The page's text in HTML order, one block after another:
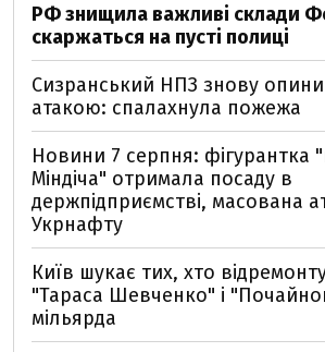
РФ знищила важливі склади
скаржаться на пусті полиці
Сизранський НПЗ знову
атакою: спалахнула пожежа
Новини 7 серпня: фігурантка
Міндіча" отримала посаду в
держпідприємстві, масована
Укрнафту
Київ шукає тих, хто
"Тараса Шевченко" і
мільярда